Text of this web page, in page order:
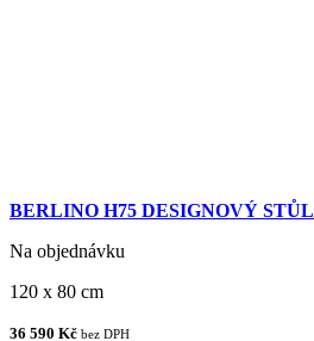
BERLINO H75 DESIGNOVÝ STŮL
Na objednávku
120 x 80 cm
36 590 Kč bez DPH